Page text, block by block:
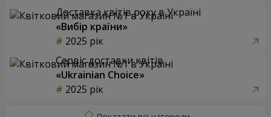
Доставка квітів року в Україні
«Вибір країни»
2025 рік
Сервіс доставки квітів
«Ukrainian Choice»
2025 рік